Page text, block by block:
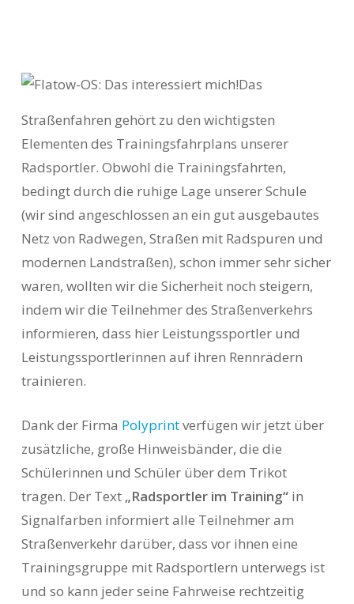
Das
Straßenfahren gehört zu den wichtigsten
Elementen des Trainingsfahrplans unserer
Radsportler. Obwohl die Trainingsfahrten,
bedingt durch die ruhige Lage unserer Schule
(wir sind angeschlossen an ein gut ausgebautes
Netz von Radwegen, Straßen mit Radspuren und
modernen Landstraßen), schon immer sehr sicher
waren, wollten wirdie Sicherheit noch steigern,
indem wir die Teilnehmer des Straßenverkehrs
informieren, dass hier Leistungssportler und
Leistungssportlerinnen auf ihren Rennrädern
trainieren.
Dank der Firma Polyprintverfügen wir jetzt über
zusätzliche, große Hinweisbänder, die die
Schülerinnen und Schüler über dem Trikot
tragen. Der Text „Radsportler im Training“in
Signalfarben informiert alle Teilnehmer am
Straßenverkehr darüber, dass vor ihnen eine
Trainingsgruppe mit Radsportlern unterwegs ist
und so kann jeder seine Fahrweise rechtzeitig